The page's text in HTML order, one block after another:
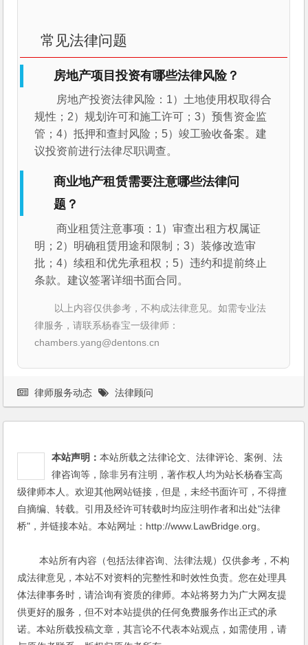
常见法律问题
房地产项目投资有哪些法律风险？
房地产投资法律风险：1）土地使用权取得合
规性；2）规划许可和施工许可；3）预售资金监
管；4）抵押和查封风险；5）竣工验收备案。建
议投资前进行法律尽职调查。
商业地产租赁需要注意哪些法律问
题？
商业租赁注意事项：1）审查出租方权属证
明；2）明确租赁用途和限制；3）装修改造审
批；4）续租和优先承租权；5）违约和提前终止
条款。建议签署详细书面合同。
以上内容仅供参考，不构成法律意见。如需专业法
律服务，请联系杨春宝一级律师：
chambers.yang@dentons.cn
律师服务动态 法律顾问
本站声明：本站所载之法律论文、法律评论、案例、法
律咨询等，除非另有注明，著作权人均为站长杨春宝高
级律师本人。欢迎其他网站链接，但是，未经书面许可，不得擅
自摘编、转载。引用及经许可转载时均应注明作者和出处"法律
桥"，并链接本站。本站网址：http://www.LawBridge.org。
本站所有内容（包括法律咨询、法律法规）仅供参考，不构
成法律意见，本站不对资料的完整性和时效性负责。您在处理具
体法律事务时，请洽询有资质的律师。本站将努力为广大网友提
供更好的服务，但不对本站提供的任何免费服务作出正式的承
诺。本站所载投稿文章，其言论不代表本站观点，如需使用，请